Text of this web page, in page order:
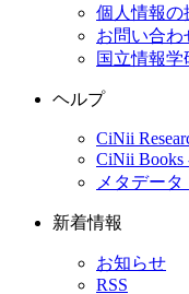
個人情報の
お問い合わ
国立情報
ヘルプ
CiNii
CiNii
メタデータ
新着情報
お知らせ
RSS